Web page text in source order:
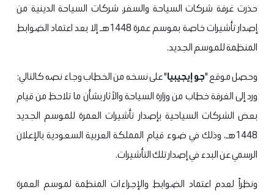
حذرت غرفة شركات السياحة والسفر، شركات السياحة الدينية من
إصدار تأشيرات خاصة بموسم عمرة 1448هـ إلا بعد اعتماد الضوابط
المنظمة للموسم الجديد.
وحصل موقع "جو إيجيبيا" على نسخه من الخطاب وجاء نصه كالتالي:
ورد إلى الغرفة خطاب من وزارة السياحة والآثار بشأن ما تلاحظ من قيام
بعض الشركات السياحية بإصدار تأشيرات العمرة للموسم الجديد
1448هـ، وذلك في ضوء قيام المملكة العربية السعودية بالإعلان
الرسمي عن البدء في إصدار تلك التأشيرات.
ونظراً لعدم اعتماد الضوابط والإجراءات المنظمة لموسم العمرة